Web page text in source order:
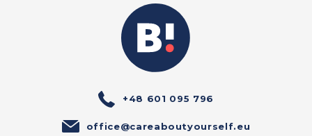
+48 601 095 796
office@careaboutyourself.eu